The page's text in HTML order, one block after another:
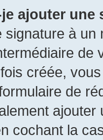
ajouter une
signature à un
fois créée,
de
cochant la